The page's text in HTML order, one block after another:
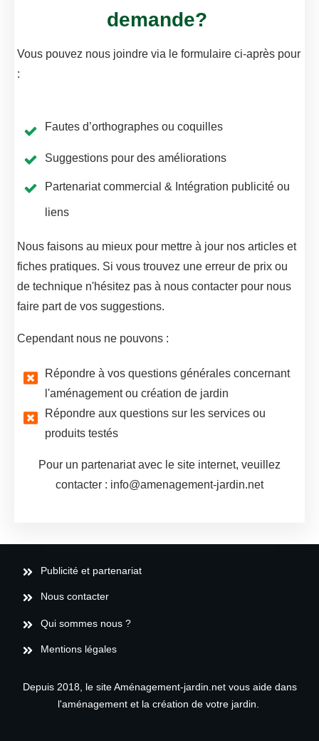
demande?
Vous pouvez nous joindre via le formulaire ci-après pour
:
Fautes d’orthographes ou coquilles
Suggestions pour des améliorations
Partenariat commercial & Intégration publicité ou
liens
Nous faisons au mieux pour mettre à jour nos articles et
fiches pratiques. Si vous trouvez une erreur de prix ou
de technique n'hésitez pas à nous contacter pour nous
faire part de vos suggestions.
Cependant nous ne pouvons :
Répondre à vos questions générales concernant
l'aménagement ou création de jardin
Répondre aux questions sur les services ou
produits testés
Pour un partenariat avec le site internet, veuillez
contacter : info@amenagement-jardin.net
Publicité et partenariat
Nous contacter
Qui sommes nous ?
Mentions légales
Depuis 2018, le site Aménagement-jardin.net vous aide dans
l'aménagement et la création de votre jardin.